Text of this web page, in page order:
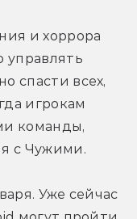
и хоррора
управлять
спасти всех,
игрокам
команды,
с Чужими.
Уже сейчас